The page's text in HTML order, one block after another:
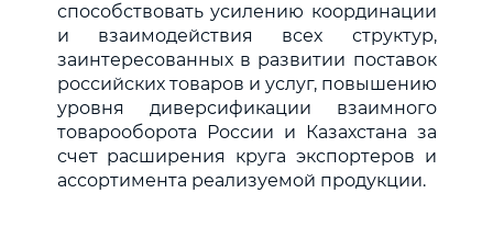
способствовать усилению координации
и взаимодействия всех структур,
заинтересованных в развитии поставок
российских товаров и услуг, повышению
уровня диверсификации взаимного
товарооборота России и Казахстана за
счет расширения круга экспортеров и
ассортимента реализуемой продукции.